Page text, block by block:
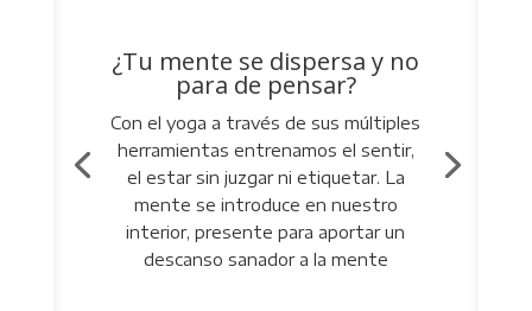
¿Tu mente se dispersa y no
para de pensar?
Con el yoga a través de sus múltiples
herramientas entrenamos el sentir,
el estar sin juzgar ni etiquetar. La
mente se introduce en nuestro
interior, presente para aportar un
descanso sanador a la mente